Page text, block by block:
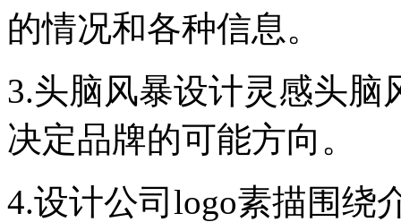
的情况和各种信息。
3.头脑风暴设计灵感头
决定品牌的可能方向。
4.设计公司logo素描围绕